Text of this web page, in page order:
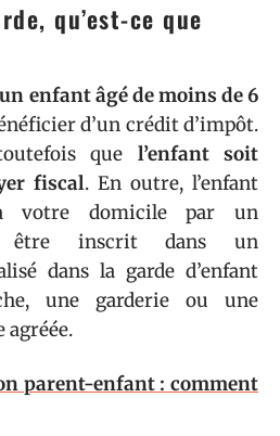
qu’est-ce que
enfant âgé de moins de 6
d’un crédit d’impôt.
que l’enfant soit
fiscal. En outre, l’enfant
votre domicile par un
être inscrit dans un
dans la garde d’enfant
une garderie ou une
agréée.
parent-enfant : comment